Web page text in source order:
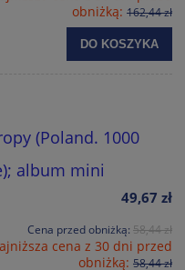
obniżką: 162,44 zł
DO KOSZYKA
(Poland. 1000
album mini
49,67 zł
Cena przed obniżką: 58,44 zł
cena z 30 dni przed
obniżką: 58,44 zł